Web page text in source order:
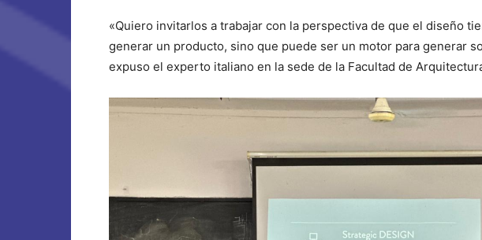
«Quiero invitarlos a trabajar con la perspectiva de que el diseño
generar un producto, sino que puede ser un motor para generar
expuso el experto italiano en la sede de la Facultad de